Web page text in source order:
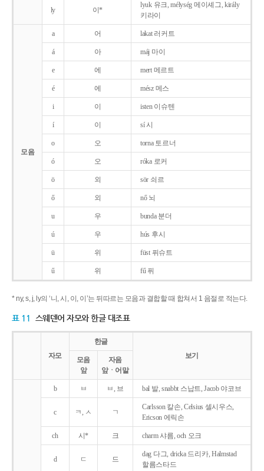
ly 이*
lyuk 유크, mélység 메이셰그, király
키라이
모음
a 어 lakat 러커트
á 아 máj 마이
e 에 mert 메르트
é 에 mész 메스
i 이 isten 이슈텐
í 이 sí 시
o 오 torna 토르너
ó 오 róka 로커
ö 외 sör 쇠르
ő 외 nő 뇌
u 우 bunda 분더
ú 우 hús 후시
ü 위 füst 퓌슈트
ű 위 fű 퓌
* ny, s, j, ly의 ‘니, 시, 이, 이’는 뒤따르는 모음과 결합할 때 합쳐서 1 음절로 적는다.
표 11 스웨덴어 자모와 한글 대조표
자모
한글
보기
모음
앞
자음
앞ㆍ어말
b ㅂ ㅂ, 브 bal 발, snabbt 스납트, Jacob 야코브
c ㅋ, ㅅ ㄱ
Carlsson 칼손, Celsius 셀시우스,
Ericson 에릭손
ch 시* 크 charm 샤름, och 오크
d ㄷ 드
dag 다그, dricka 드리카, Halmstad
할름스타드